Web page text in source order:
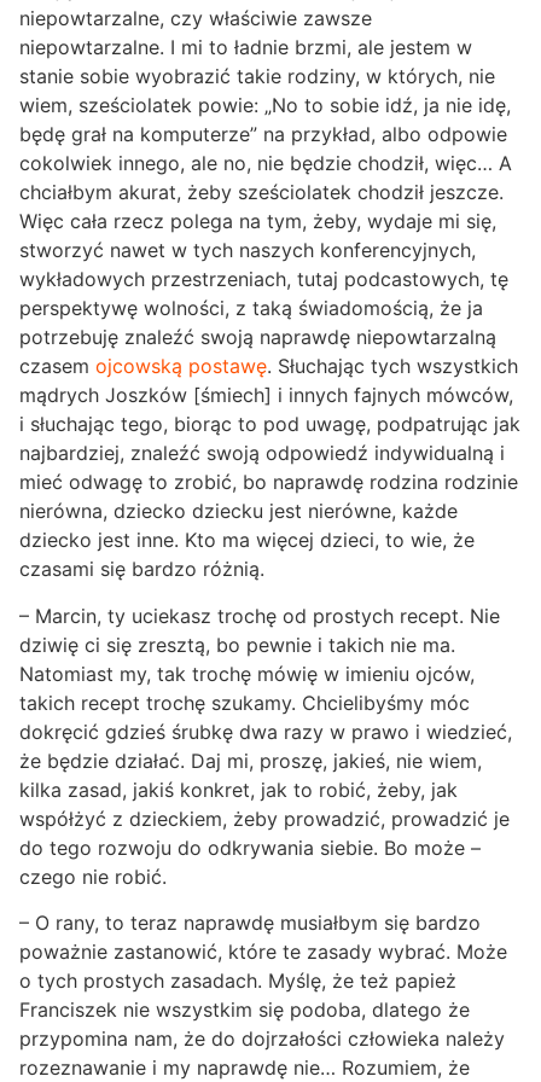
niepowtarzalne, czy właściwie zawsze
niepowtarzalne. I mi to ładnie brzmi, ale jestem w
stanie sobie wyobrazić takie rodziny, w których, nie
wiem, sześciolatek powie: „No to sobie idź, ja nie idę,
będę grał na komputerze” na przykład, albo odpowie
cokolwiek innego, ale no, nie będzie chodził, więc… A
chciałbym akurat, żeby sześciolatek chodził jeszcze.
Więc cała rzecz polega na tym, żeby, wydaje mi się,
stworzyć nawet w tych naszych konferencyjnych,
wykładowych przestrzeniach, tutaj podcastowych, tę
perspektywę wolności, z taką świadomością, że ja
potrzebuję znaleźć swoją naprawdę niepowtarzalną
czasem ojcowską postawę. Słuchając tych wszystkich
mądrych Joszków [śmiech] i innych fajnych mówców,
i słuchając tego, biorąc to pod uwagę, podpatrując jak
najbardziej, znaleźć swoją odpowiedź indywidualną i
mieć odwagę to zrobić, bo naprawdę rodzina rodzinie
nierówna, dziecko dziecku jest nierówne, każde
dziecko jest inne. Kto ma więcej dzieci, to wie, że
czasami się bardzo różnią.
– Marcin, ty uciekasz trochę od prostych recept. Nie
dziwię ci się zresztą, bo pewnie i takich nie ma.
Natomiast my, tak trochę mówię w imieniu ojców,
takich recept trochę szukamy. Chcielibyśmy móc
dokręcić gdzieś śrubkę dwa razy w prawo i wiedzieć,
że będzie działać. Daj mi, proszę, jakieś, nie wiem,
kilka zasad, jakiś konkret, jak to robić, żeby, jak
współżyć z dzieckiem, żeby prowadzić, prowadzić je
do tego rozwoju do odkrywania siebie. Bo może –
czego nie robić.
– O rany, to teraz naprawdę musiałbym się bardzo
poważnie zastanowić, które te zasady wybrać. Może
o tych prostych zasadach. Myślę, że też papież
Franciszek nie wszystkim się podoba, dlatego że
przypomina nam, że do dojrzałości człowieka należy
rozeznawanie i my naprawdę nie… Rozumiem, że